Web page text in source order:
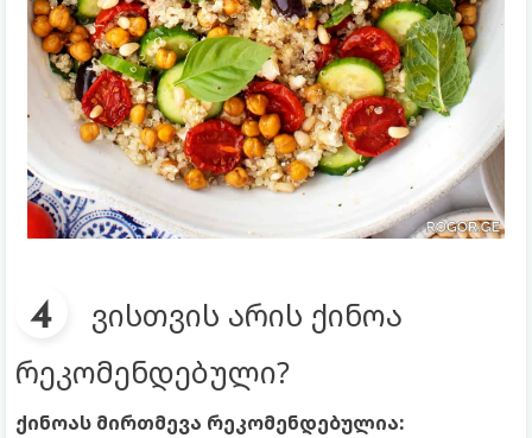
ვისთვის არის ქინოა
რეკომენდებული?
ქინოას მირთმევა რეკომენდებულია: